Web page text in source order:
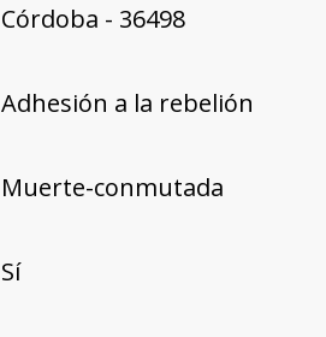
Córdoba - 36498
Adhesión a la rebelión
Muerte-conmutada
Sí